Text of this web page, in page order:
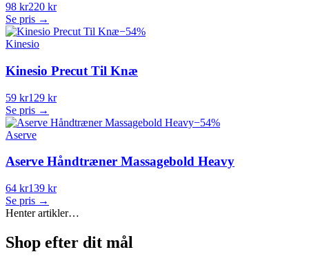
98 kr220 kr
Se pris →
−54%
Kinesio
Kinesio Precut Til Knæ
59 kr129 kr
Se pris →
−54%
Aserve
Aserve Håndtræner Massagebold Heavy
64 kr139 kr
Se pris →
Henter artikler…
Shop efter dit mål